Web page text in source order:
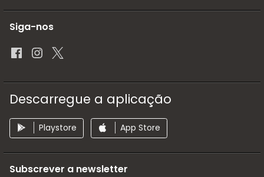
Siga-nos
Descarregue a aplicação
Playstore App Store
Subscrever a newsletter